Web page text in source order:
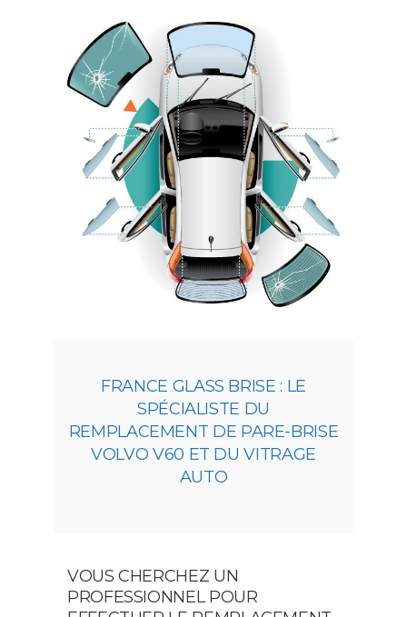
FRANCE GLASS BRISE : LE
SPÉCIALISTE DU
REMPLACEMENT DE PARE-BRISE
VOLVO V60 ET DU VITRAGE
AUTO
VOUS CHERCHEZ UN
PROFESSIONNEL POUR